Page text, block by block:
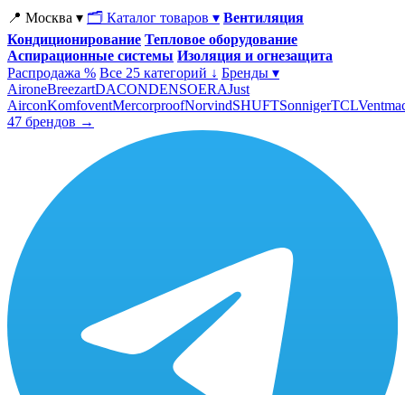
📍 Москва ▾ 🗂 Каталог товаров ▾ Вентиляция
Кондиционирование Тепловое оборудование
Аспирационные системы Изоляция и огнезащита
Распродажа % Все 25 категорий ↓ Бренды ▾
AironeBreezartDACONDENSOERAJust
AirconKomfoventMercorproofNorvindSHUFTSonnigerTCL
47 брендов →